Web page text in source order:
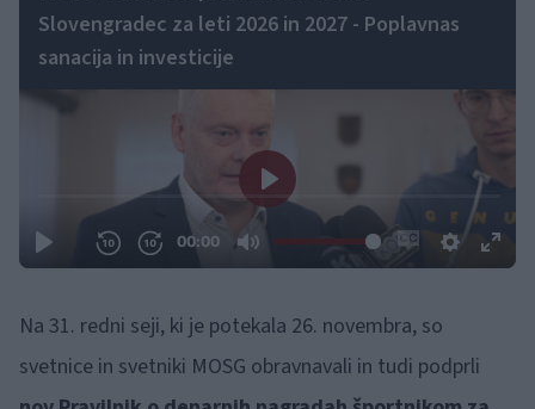
Slovengradec za leti 2026 in 2027 - Poplavnas
sanacija in investicije
Na 31. redni seji, ki je potekala 26. novembra, so
svetnice in svetniki MOSG obravnavali in tudi podprli